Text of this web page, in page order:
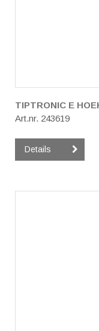
TIPTRONIC E
Art.nr. 243619
Details